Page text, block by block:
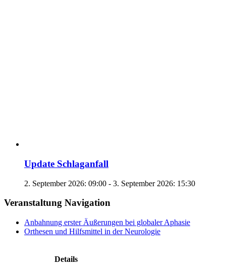
Update Schlaganfall
2. September 2026: 09:00 - 3. September 2026: 15:30
Veranstaltung Navigation
Anbahnung erster Äußerungen bei globaler Aphasie
Orthesen und Hilfsmittel in der Neurologie
Details